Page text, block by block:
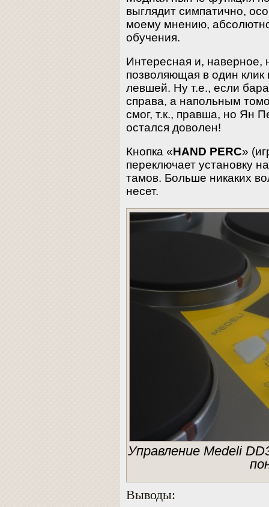
выглядит симпатично,
моему мнению,
обучения.
Интересная и, наверное,
позволяющая в один клик
левшей. Ну т.е., если
справа, а напольным
смог, т.к., правша, но Ян
остался доволен!
Кнопка «HAND PERC»
переключает установку
тамов. Больше никаких
несет.
Управление Medeli
Выводы: